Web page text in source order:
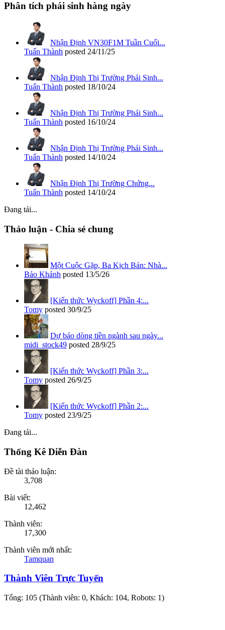
Phân tích phái sinh hàng ngày
Nhận Định VN30F1M Tuần Cuối...
Tuấn Thành posted 24/11/25
Nhận Định Thị Trường Phái Sinh...
Tuấn Thành posted 18/10/24
Nhận Định Thị Trường Phái Sinh...
Tuấn Thành posted 16/10/24
Nhận Định Thị Trường Phái Sinh...
Tuấn Thành posted 14/10/24
Nhận Định Thị Trường Chứng...
Tuấn Thành posted 14/10/24
Đang tải...
Thảo luận - Chia sẻ chung
Một Cuộc Gặp, Ba Kịch Bản: Nhà...
Bảo Khánh posted 13/5/26
[Kiến thức Wyckoff] Phần 4:...
Tomy posted 30/9/25
Dự báo dòng tiền ngành sau ngày...
midi_stock49 posted 28/9/25
[Kiến thức Wyckoff] Phần 3:...
Tomy posted 26/9/25
[Kiến thức Wyckoff] Phần 2:...
Tomy posted 23/9/25
Đang tải...
Thống Kê Diễn Đàn
Đề tài thảo luận:
3,708
Bài viết:
12,462
Thành viên:
17,300
Thành viên mới nhất:
Tamquan
Thành Viên Trực Tuyến
Tổng: 105 (Thành viên: 0, Khách: 104, Robots: 1)